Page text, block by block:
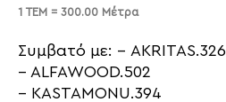
1 ΤΕΜ = 300.00 Μέτρα
Συμβατό με: – AKRITAS.326
– ALFAWOOD.502
– KASTAMONU.394